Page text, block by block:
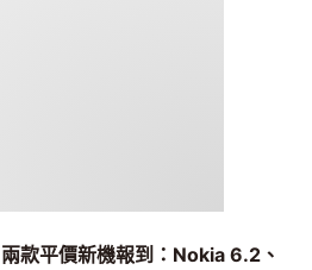
兩款平價新機報到：Nokia 6.2、